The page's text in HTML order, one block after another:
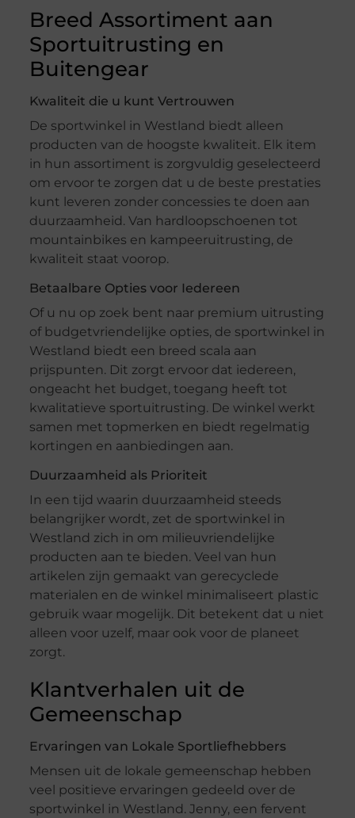
Breed Assortiment aan
Sportuitrusting en
Buitengear
Kwaliteit die u kunt Vertrouwen
De sportwinkel in Westland biedt alleen
producten van de hoogste kwaliteit. Elk item
in hun assortiment is zorgvuldig geselecteerd
om ervoor te zorgen dat u de beste prestaties
kunt leveren zonder concessies te doen aan
duurzaamheid. Van hardloopschoenen tot
mountainbikes en kampeeruitrusting, de
kwaliteit staat voorop.
Betaalbare Opties voor Iedereen
Of u nu op zoek bent naar premium uitrusting
of budgetvriendelijke opties, de sportwinkel in
Westland biedt een breed scala aan
prijspunten. Dit zorgt ervoor dat iedereen,
ongeacht het budget, toegang heeft tot
kwalitatieve sportuitrusting. De winkel werkt
samen met topmerken en biedt regelmatig
kortingen en aanbiedingen aan.
Duurzaamheid als Prioriteit
In een tijd waarin duurzaamheid steeds
belangrijker wordt, zet de sportwinkel in
Westland zich in om milieuvriendelijke
producten aan te bieden. Veel van hun
artikelen zijn gemaakt van gerecyclede
materialen en de winkel minimaliseert plastic
gebruik waar mogelijk. Dit betekent dat u niet
alleen voor uzelf, maar ook voor de planeet
zorgt.
Klantverhalen uit de
Gemeenschap
Ervaringen van Lokale Sportliefhebbers
Mensen uit de lokale gemeenschap hebben
veel positieve ervaringen gedeeld over de
sportwinkel in Westland. Jenny, een fervent